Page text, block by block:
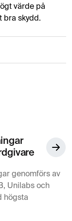
värde på
bra skydd.
genomförs av
Unilabs och
högsta